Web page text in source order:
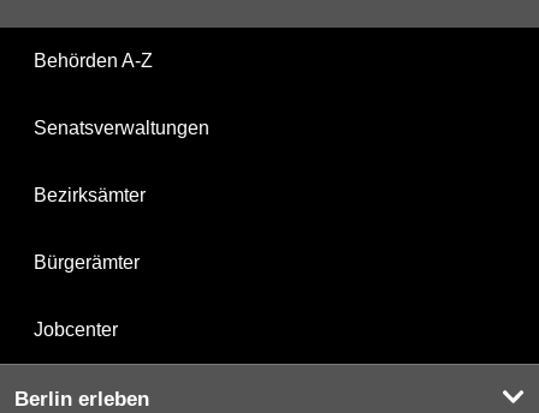
Behörden A-Z
Senatsverwaltungen
Bezirksämter
Bürgerämter
Jobcenter
Berlin erleben